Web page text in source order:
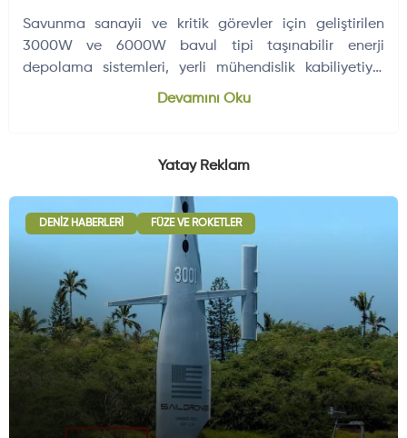
Savunma sanayii ve kritik görevler için geliştirilen
3000W ve 6000W bavul tipi taşınabilir enerji
depolama sistemleri, yerli mühendislik kabiliyetiyle
afet yönetimi, operasyon…
Devamını Oku
Yatay Reklam
DENIZ HABERLERI FÜZE VE ROKETLER